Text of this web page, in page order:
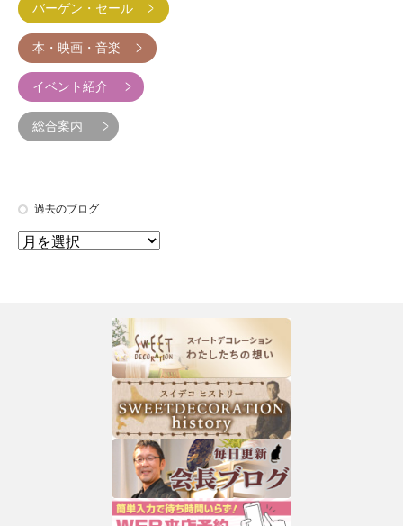
バーゲン・セール
本・映画・音楽
イベント紹介
総合案内
過去のブログ